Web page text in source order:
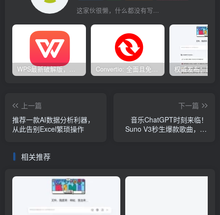
这家伙很懒，什么都没有写...
WPS最新破解版，已永久激活，无限制使用！ Convertio: 全面且免费的在线文件转换工具
上一篇
推荐一款AI数据分析利器，
从此告别Excel繁琐操作
下一篇
音乐ChatGPT时刻来临！
Suno V3秒生爆款歌曲，12
相关推荐